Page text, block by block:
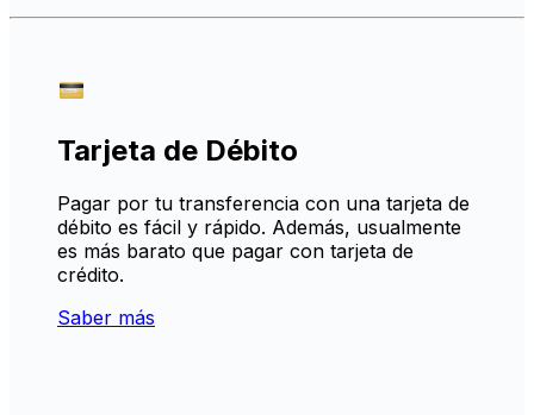
Tarjeta de Débito
Pagar por tu transferencia con una tarjeta de
débito es fácil y rápido. Además, usualmente
es más barato que pagar con tarjeta de
crédito.
Saber más